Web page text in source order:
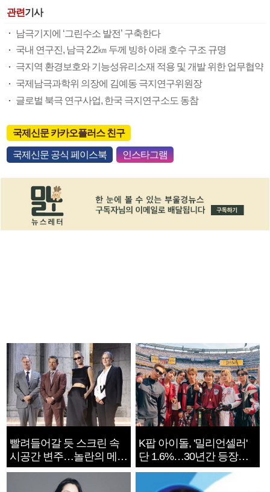
관련기사
남극기지에 ‘그린수소 발전’ 구축한다
국내 연구진, 남극 2.2㎞ 두께 빙하 아래 호수 구조 규명
극지역 환경보호와 기능성유리소재 적용 및 개발 위한 업무협약
국제남극과학위 의장에 김예동 극지연구위원장
글로벌 북극 연구사업, 한국 극지연구소도 동참
국제신문 카카오플러스 친구
국제신문 공식 페이스북 인스타그램
빨려들어갈 듯 스크린 속
시공간 변주…놀란의 메시
지는 ‘전쟁 속죄’
K팝 아이돌, '밀리언셀러'
단 1.6%…30년간 등장
1182개팀 전수조사